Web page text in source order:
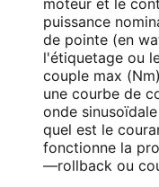
puissance
de pointe (en
l'étiquetage ou
couple max
une courbe de
onde
quel est le
fonctionne la
—rollback ou